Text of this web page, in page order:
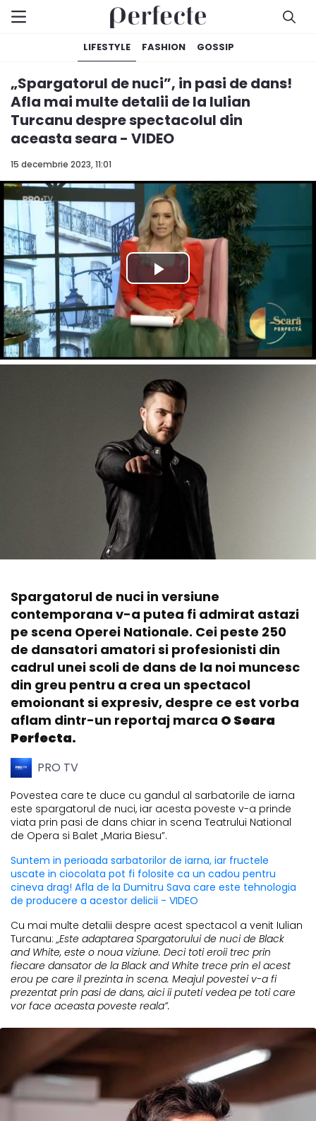
LIFESTYLE FASHION GOSSIP
15 decembrie 2023, 11:01
„Spargatorul de nuci”, in pasi de dans!
Afla mai multe detalii de la Iulian
Turcanu despre spectacolul din
aceasta seara - VIDEO
Spargatorul de nuci in versiune
contemporana v-a putea fi admirat astazi
pe scena Operei Nationale. Cei peste 250
de dansatori amatori si profesionisti din
cadrul unei scoli de dans de la noi muncesc
din greu pentru a crea un spectacol
emoionant si expresiv, despre ce est vorba
aflam dintr-un reportaj marca O Seara
Perfecta.
PRO TV
Povestea care te duce cu gandul al sarbatorile de iarna
este spargatorul de nuci, iar acesta poveste v-a prinde
viata prin pasi de dans chiar in scena Teatrului National
de Opera si Balet „Maria Biesu”.
Suntem in perioada sarbatorilor de iarna, iar fructele
uscate in ciocolata pot fi folosite ca un cadou pentru
cineva drag! Afla de la Dumitru Sava care este tehnologia
de producere a acestor delicii - VIDEO
Cu mai multe detalii despre acest spectacol a venit Iulian
Turcanu:„Este adaptarea Spargatorului de nuci de Black
and White, este o noua viziune. Deci toti eroii trec prin
fiecare dansator de la Black and White trece prin el acest
erou pe care il prezinta in scena. Meajul povestei v-a fi
prezentat prin pasi de dans, aici ii puteti vedea pe toti care
vor face aceasta poveste reala”.